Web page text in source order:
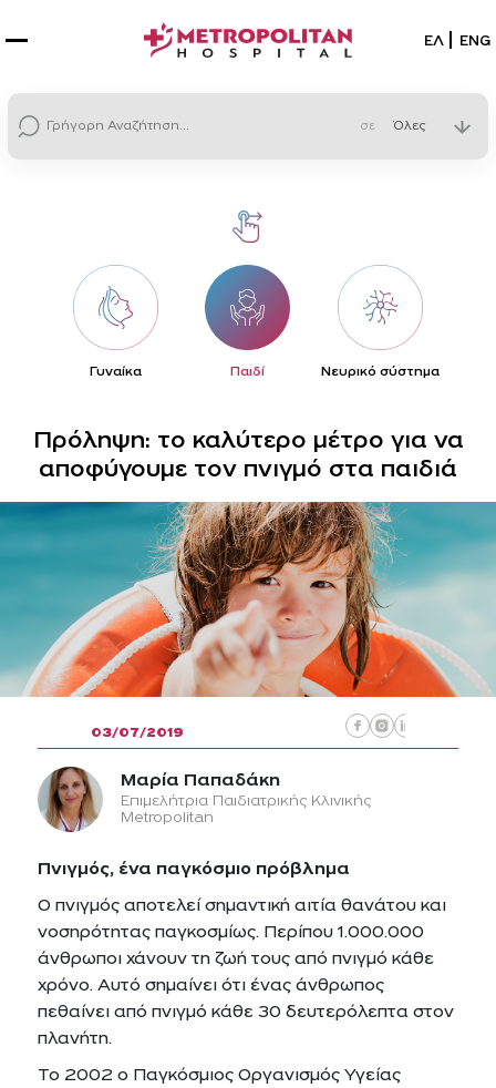
ΕΛ ENG
σε
Γυναίκα Παιδί Νευρικό σύστημα
Πρόληψη: το καλύτερο μέτρο για να
αποφύγουμε τον πνιγμό στα παιδιά
03/07/2019
Μαρία Παπαδάκη
Επιμελήτρια Παιδιατρικής Κλινικής
Metropolitan
Πνιγμός, ένα παγκόσμιο πρόβλημα
Ο πνιγμός αποτελεί σημαντική αιτία θανάτου και
νοσηρότητας παγκοσμίως. Περίπου 1.000.000
άνθρωποι χάνουν τη ζωή τους από πνιγμό κάθε
χρόνο. Αυτό σημαίνει ότι ένας άνθρωπος
πεθαίνει από πνιγμό κάθε 30 δευτερόλεπτα στον
πλανήτη.
Το 2002 ο Παγκόσμιος Οργανισμός Υγείας